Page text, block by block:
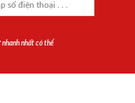
nhanh nhất có thể